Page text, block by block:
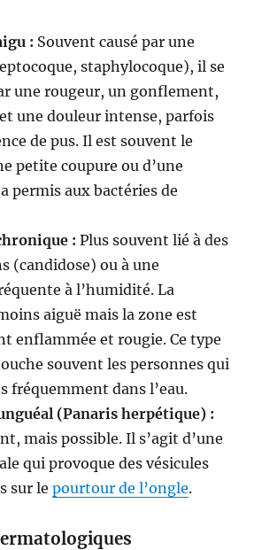
: Souvent causé par une
staphylocoque), il se
une rougeur, un gonflement,
une douleur intense, parfois
de pus. Il est souvent le
petite coupure ou d’une
permis aux bactéries de
: Plus souvent lié à des
(candidose) ou à une
à l’humidité. La
aiguë mais la zone est
enflammée et rougie. Ce type
souvent les personnes qui
fréquemment dans l’eau.
(Panaris herpétique) :
mais possible. Il s’agit d’une
qui provoque des vésicules
sur lepourtour de l’ongle.